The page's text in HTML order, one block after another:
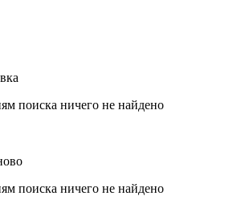
поиска ничего не найдено
поиска ничего не найдено